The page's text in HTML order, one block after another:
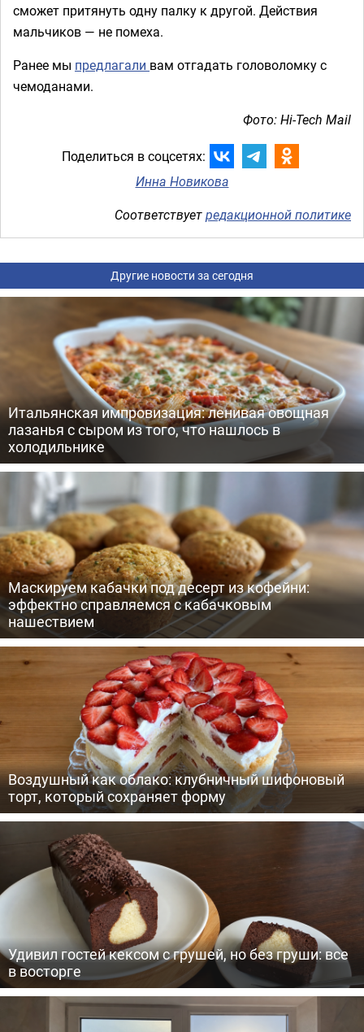
сможет притянуть одну палку к другой. Действия
мальчиков — не помеха.
Ранее мы предлагали вам отгадать головоломку с
чемоданами.
Фото: Hi-Tech Mail
Поделиться в соцсетях:
Инна Новикова
Соответствуетредакционной политике
Другие новости за сегодня
Итальянская импровизация: ленивая овощная
лазанья с сыром из того, что нашлось в
холодильнике
Маскируем кабачки под десерт из кофейни:
эффектно справляемся с кабачковым
нашествием
Воздушный как облако: клубничный шифоновый
торт, который сохраняет форму
Удивил гостей кексом с грушей, но без груши: все
в восторге